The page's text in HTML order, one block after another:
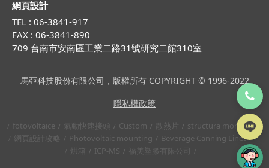
網頁設計
TEL : 06-3841-917
FAX : 06-3841-890
709 台南市安南區工業二路31號研究二館310室
馬亞科技股份有限公司，版權所有 COPYRIGHT © 1996-2022
隱私權政策
fotovoltaice 氣動快速接頭 Custom 散熱片
structura montaj
網頁設計攻略
Photovoltaic mounting
Beverage Canning Lines
烘箱
ICP-MS 福美塑膠有限公司